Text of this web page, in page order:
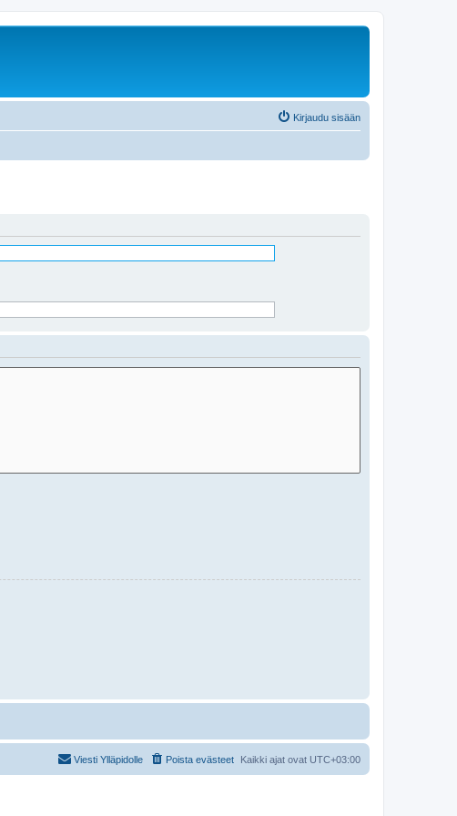
Kirjaudu sisään
Kaikki ajat ovat UTC+03:00
Poista evästeet
Viesti Ylläpidolle